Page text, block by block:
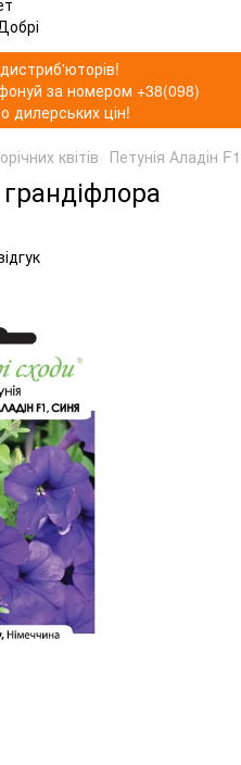
за номером +38(098)
дилерських цін!
квітів Петунія Аладін